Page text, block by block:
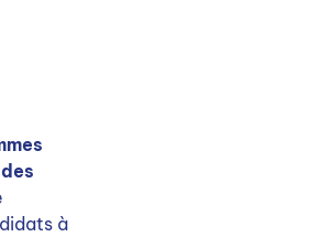
à